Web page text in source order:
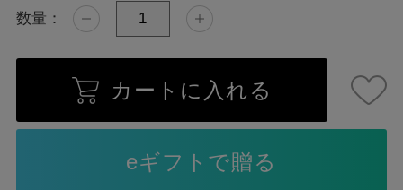
数量：
カートに入れる